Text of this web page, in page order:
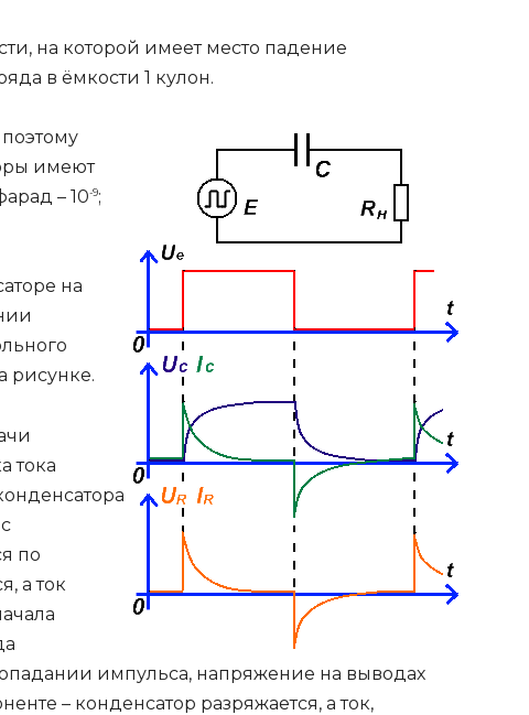
на которой имеет место падение
в ёмкости 1 кулон.
имеют
– 10-9;
на
рисунке.
тока
по
а ток
импульса, напряжение на выводах
– конденсатор разряжается, а ток,